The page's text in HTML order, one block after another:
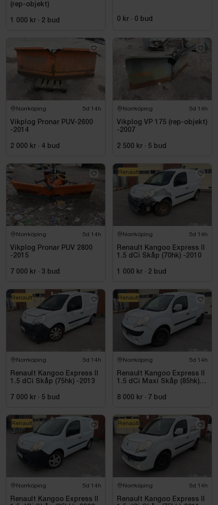
(rep-objekt)
1 000 kr · 2 bud 0 kr · 0 bud
Norrköping 5d 14h
Vikplog Pronar PUV-2600
-2014
2 000 kr · 4 bud
Norrköping 5d 14h
Vikplog VP 175 (rep-objekt)
-2007
2 500 kr · 5 bud
Norrköping 5d 14h
Vikplog Pronar PUV 2800
-2015
7 000 kr · 3 bud
Norrköping 5d 14h
Renault Kangoo Express II
1.5 dCi Skåp (70hk) -2010
1 000 kr · 2 bud
Renault
Norrköping 5d 14h
Renault Kangoo Express II
1.5 dCi Skåp (75hk) -2013
7 000 kr · 5 bud
Renault
Norrköping 5d 14h
Renault Kangoo Express II
1.5 dCi Maxi Skåp (85hk)
8 000 kr · 7 bud
Renault
Norrköping 5d 14h
Renault Kangoo Express II
Renault
Norrköping 5d 14h
Renault Kangoo Express II
Renault